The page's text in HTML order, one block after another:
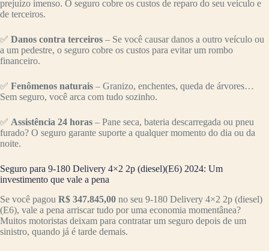
prejuízo imenso. O seguro cobre os custos de reparo do seu veículo e
de terceiros.
✅ Danos contra terceiros – Se você causar danos a outro veículo ou
a um pedestre, o seguro cobre os custos para evitar um rombo
financeiro.
✅ Fenômenos naturais – Granizo, enchentes, queda de árvores…
Sem seguro, você arca com tudo sozinho.
✅ Assistência 24 horas – Pane seca, bateria descarregada ou pneu
furado? O seguro garante suporte a qualquer momento do dia ou da
noite.
Seguro para 9-180 Delivery 4×2 2p (diesel)(E6) 2024: Um
investimento que vale a pena
Se você pagou R$ 347.845,00 no seu 9-180 Delivery 4×2 2p (diesel)
(E6), vale a pena arriscar tudo por uma economia momentânea?
Muitos motoristas deixam para contratar um seguro depois de um
sinistro, quando já é tarde demais.